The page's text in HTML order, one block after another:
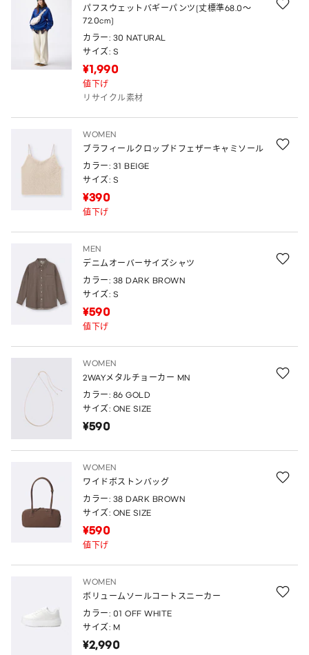
パフスウェットバギーパンツ(丈標準68.0～
72.0cm)
カラー: 30 NATURAL
サイズ: S
¥1,990
値下げ
リサイクル素材
WOMEN
ブラフィールクロップドフェザーキャミソール
カラー: 31 BEIGE
サイズ: S
¥390
値下げ
MEN
デニムオーバーサイズシャツ
カラー: 38 DARK BROWN
サイズ: S
¥590
値下げ
WOMEN
2WAYメタルチョーカー MN
カラー: 86 GOLD
サイズ: ONE SIZE
¥590
WOMEN
ワイドボストンバッグ
カラー: 38 DARK BROWN
サイズ: ONE SIZE
¥590
値下げ
WOMEN
ボリュームソールコートスニーカー
カラー: 01 OFF WHITE
サイズ: M
¥2,990